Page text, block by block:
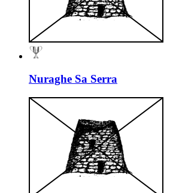
Nuraghe Sa Serra